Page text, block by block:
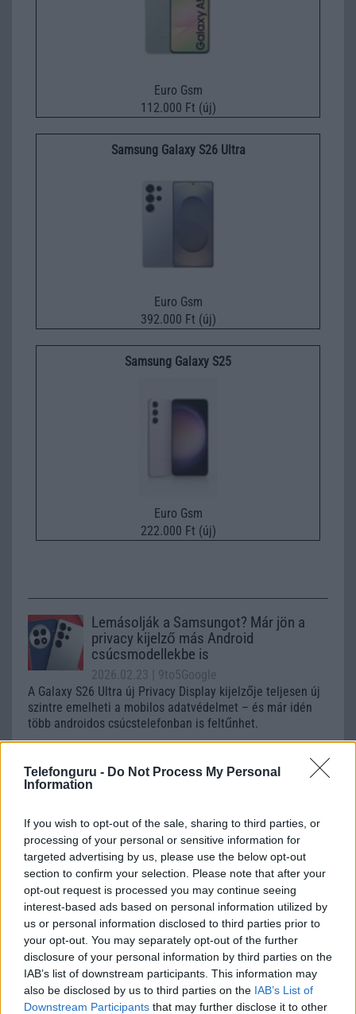
Telefonguru - Do Not Process My Personal
Information
If you wish to opt-out of the sale, sharing to third parties, or
processing of your personal or sensitive information for
targeted advertising by us, please use the below opt-out
section to confirm your selection. Please note that after your
opt-out request is processed you may continue seeing
interest-based ads based on personal information utilized by
us or personal information disclosed to third parties prior to
your opt-out. You may separately opt-out of the further
disclosure of your personal information by third parties on the
IAB’s list of downstream participants. This information may
also be disclosed by us to third parties on the IAB’s List of
Downstream Participants that may further disclose it to other
Euro Gsm
112.000 Ft (új)
Samsung Galaxy S26 Ultra
Euro Gsm
392.000 Ft (új)
Samsung Galaxy S25
Euro Gsm
222.000 Ft (új)
Lemásolják a Samsungot? Már jön a
privacy kijelző más Android
csúcsmodellekbe is
2026.02.23
| 9to5Google
A Galaxy S26 Ultra új Privacy Display kijelzője teljesen új
szintre emelheti a mobilos adatvédelmet – és már idén
több androidos csúcstelefonban is feltűnhet.
A Samsung fizet, csak ne akard
visszaküldeni az új S26 Ultrádat
A Samsung pénzzel próbálja visszatartani a Galaxy S26
Ultra vásárlókat. Akár 250 dolláros visszatérítést is
kínálhat a cég, ha meggondolnád magad.
Samsung elismerte: a Galaxy S26 Ultra
kijelzője tényleg gyengébb lett
2026.03.17| 9to5Google
A Samsung végre kimondta azt, amit sok felhasználó már
észrevett: a Galaxy S26 Ultra kijelzője valóban
kompromisszumot köt a Privacy Display miatt.